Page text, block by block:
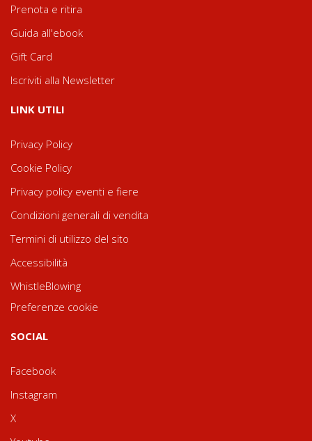
Prenota e ritira
Guida all'ebook
Gift Card
Iscriviti alla Newsletter
LINK UTILI
Privacy Policy
Cookie Policy
Privacy policy eventi e fiere
Condizioni generali di vendita
Termini di utilizzo del sito
Accessibilità
WhistleBlowing
Preferenze cookie
SOCIAL
Facebook
Instagram
X